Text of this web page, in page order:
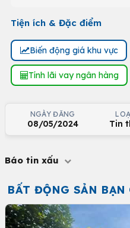
Tiện ích & Đặc điểm
Biến động giá khu vực
Tính lãi vay ngân hàng
NGÀY ĐĂNG
08/05/2024 Tin
Báo tin xấu
BẤT ĐỘNG SẢN BẠN